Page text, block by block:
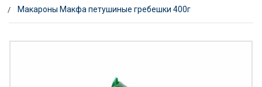
Макароны Макфа петушиные гребешки 400г